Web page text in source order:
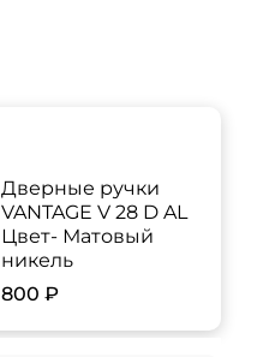
Дверные ручки
VANTAGE V 28 D AL
Цвет- Матовый
никель
800 ₽